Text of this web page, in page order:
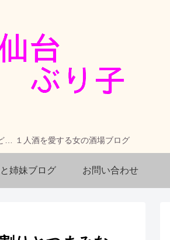
… １人酒を愛する女の酒場ブログ
姉妹ブログ お問い合わせ